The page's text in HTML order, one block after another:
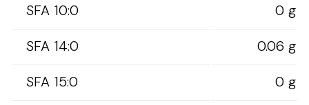
SFA 10:0
0 g
SFA 14:0
0.06 g
SFA 15:0
0 g